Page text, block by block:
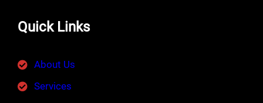
Quick Links
About Us
Services